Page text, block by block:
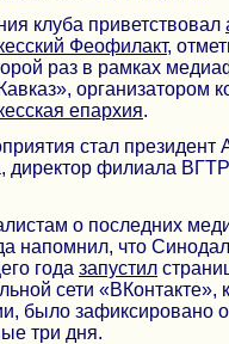
клуба приветствовал
Феофилакт,
раз в рамках
организатором
епархия.
стал
директор филиала
о последних
напомнил, что
года запустил
сети «ВКонтакте»,
было зафиксировано
три дня.